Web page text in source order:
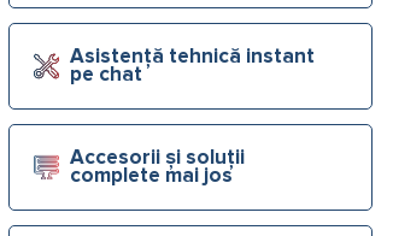
Asistență tehnică instant
pe chat
Accesorii și soluții
complete mai jos